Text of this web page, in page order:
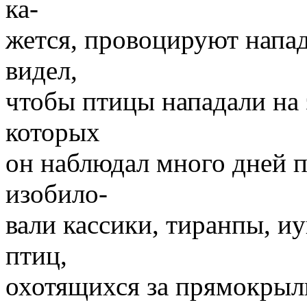
ка-
жется, провоцируют
видел,
чтобы птицы нападали на
которых
он наблюдал много дней
изобило-
вали кассики, тиранпы,
птиц,
охотящихся за